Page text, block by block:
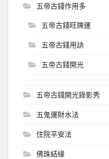
五帝古錢作用多
五帝古錢旺牌運
五帝古錢用訣
五帝古錢開光
五帝古錢開光錄影秀
五鬼運財水法
住院平安法
佛珠結緣